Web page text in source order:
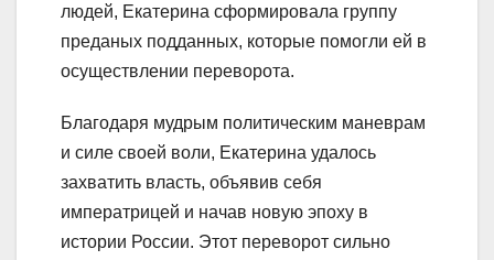
людей, Екатерина сформировала группу
преданых подданных, которые помогли ей в
осуществлении переворота.
Благодаря мудрым политическим маневрам
и силе своей воли, Екатерина удалось
захватить власть, объявив себя
императрицей и начав новую эпоху в
истории России. Этот переворот сильно